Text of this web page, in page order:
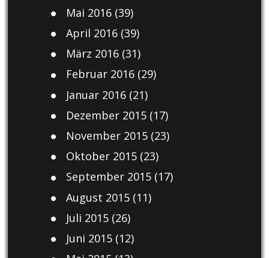
Mai 2016(39)
April 2016(39)
März 2016(31)
Februar 2016(29)
Januar 2016(21)
Dezember 2015(17)
November 2015(23)
Oktober 2015(23)
September 2015(17)
August 2015(11)
Juli 2015(26)
Juni 2015(12)